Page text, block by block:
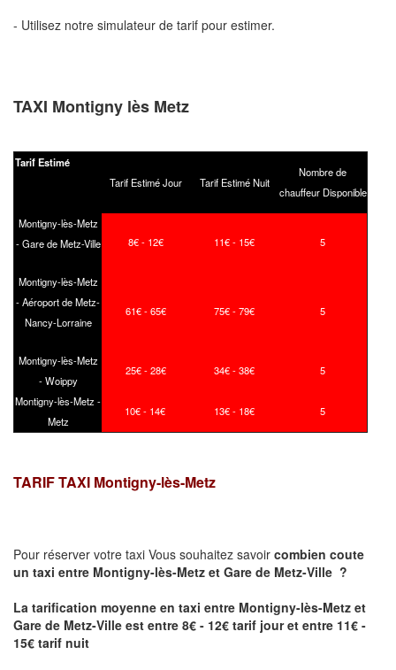
- Utilisez notre simulateur de tarif pour estimer.
TAXI Montigny lès Metz
Tarif Estimé
Tarif Estimé Jour
Tarif Estimé Nuit
Nombre de
chauffeur Disponible
Montigny-lès-Metz
- Gare de Metz-Ville
8€ - 12€ 11€ - 15€ 5
Montigny-lès-Metz
- Aéroport de Metz-
Nancy-Lorraine
61€ - 65€ 75€ - 79€ 5
Montigny-lès-Metz
- Woippy
25€ - 28€ 34€ - 38€ 5
Montigny-lès-Metz -
Metz
10€ - 14€ 13€ - 18€ 5
TARIF TAXI Montigny-lès-Metz
Pour réserver votre taxi Vous souhaitez savoir combien coute
un taxi entre Montigny-lès-Metz et Gare de Metz-Ville ?
La tarification moyenne en taxi entre Montigny-lès-Metz et
Gare de Metz-Ville est entre 8€ - 12€ tarif jour et entre 11€ -
15€ tarif nuit